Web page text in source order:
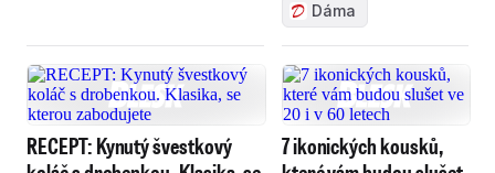
Dáma
RECEPT: Kynutý švestkový
7 ikonických kousků,